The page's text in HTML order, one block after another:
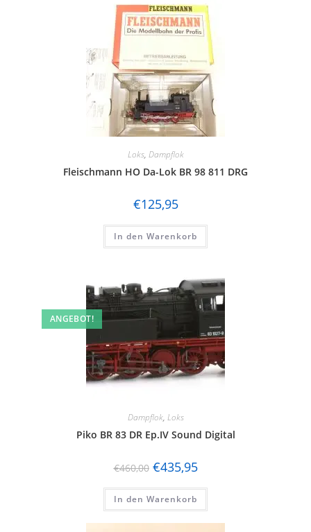
Loks, Dampflok
Fleischmann HO Da-Lok BR 98 811 DRG
€125,95
In den Warenkorb
ANGEBOT!
Dampflok, Loks
Piko BR 83 DR Ep.IV Sound Digital
€460,00 €435,95
In den Warenkorb